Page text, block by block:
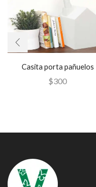
Casita porta pañuelos
$300